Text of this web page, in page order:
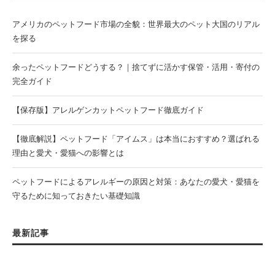
アメリカのペットフード市場の全貌：世界最大のペット大国のリアル
を探る
余ったペットフードどうする？｜捨てずに活かす保管・活用・寄付の
完全ガイド
【保存版】アレルゲンカットペットフード徹底ガイド
【徹底解説】ペットフード「アイムス」は本当におすすめ？選ばれる
理由と愛犬・愛猫への影響とは
ペットフードによるアレルギーの原因と対策：あなたの愛犬・愛猫を
守るために知っておきたい基礎知識
最新記事